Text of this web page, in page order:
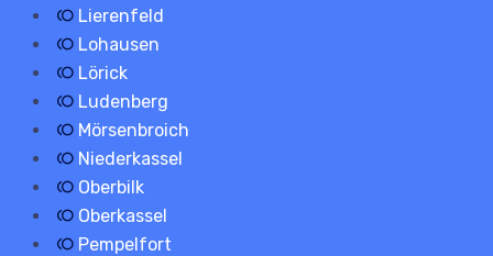
Lierenfeld
Lohausen
Lörick
Ludenberg
Mörsenbroich
Niederkassel
Oberbilk
Oberkassel
Pempelfort